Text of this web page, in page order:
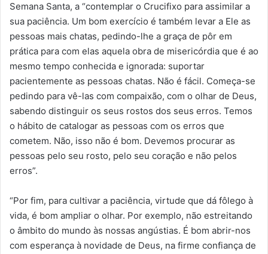
Semana Santa, a “contemplar o Crucifixo para assimilar a
sua paciência. Um bom exercício é também levar a Ele as
pessoas mais chatas, pedindo-lhe a graça de pôr em
prática para com elas aquela obra de misericórdia que é ao
mesmo tempo conhecida e ignorada: suportar
pacientemente as pessoas chatas. Não é fácil. Começa-se
pedindo para vê-las com compaixão, com o olhar de Deus,
sabendo distinguir os seus rostos dos seus erros. Temos
o hábito de catalogar as pessoas com os erros que
cometem. Não, isso não é bom. Devemos procurar as
pessoas pelo seu rosto, pelo seu coração e não pelos
erros”.
“Por fim, para cultivar a paciência, virtude que dá fôlego à
vida, é bom ampliar o olhar. Por exemplo, não estreitando
o âmbito do mundo às nossas angústias. É bom abrir-nos
com esperança à novidade de Deus, na firme confiança de